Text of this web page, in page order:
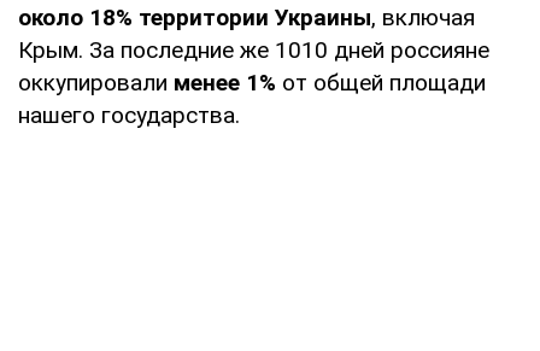
около 18% территории Украины, включая
Крым. За последние же 1010 дней россияне
оккупировали менее 1% от общей площади
нашего государства.